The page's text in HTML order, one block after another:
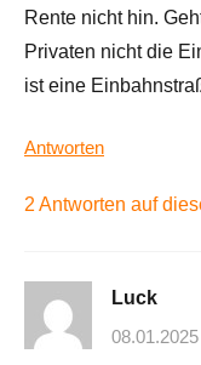
Rente nicht hin.
Privaten nicht die
ist eine
Antworten
2 Antworten auf
Luck